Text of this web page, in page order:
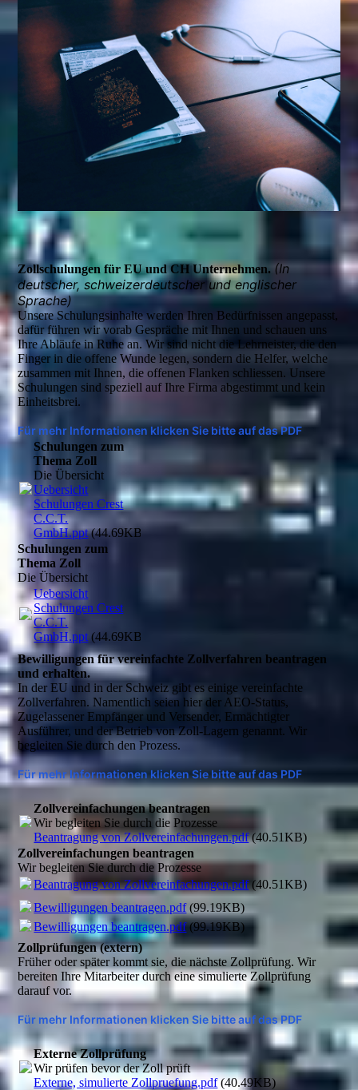
Zollschulungen für EU und CH Unter­nehmen. (In
deutscher, schweizer­deutscher und englischer
Sprache)
Unsere Schulungsinhalte werden Ihren Bedürfnissen angepasst,
dafür führen wir vorab Gespräche mit Ihnen und schauen uns
Ihre Abläufe in Ruhe an. Wir sind nicht die Lehrneister, die den
Finger in die offene Wunde legen, sondern die Helfer, welche
zusammen mit Ihnen, die offenen Flanken schliessen. Unsere
Schulungen sind speziell auf Ihre Firma abgestimmt und kein
Einheitsbrei.
Für mehr Informationen klicken Sie bitte auf das PDF
Schulungen zum
Thema Zoll
Die Übersicht
Uebersicht
Schulungen Crest
C.C.T.
GmbH.ppt(44.69KB)
Schulungen zum
Thema Zoll
Die Übersicht
Uebersicht
Schulungen Crest
C.C.T.
GmbH.ppt (44.69KB)
Bewilligungen für vereinfachte Zollverfahren beantragen
und erhalten.
In der EU und in der Schweiz gibt es einige vereinfachte
Zollverfahren. Namentlich seien hier der AEO-Status,
Zugelassener Empfänger und Versender, Ermächtigter
Ausführer, und der Betrieb von Zoll-Lagern genannt. Wir
begleiten Sie durch den Prozess.
Für mehr Informationen klicken Sie bitte auf das PDF
Zollvereinfachungen beantragen
Wir begleiten Sie durch die Prozesse
Beantragung von Zollvereinfachungen.pdf(40.51KB)
Zollvereinfachungen beantragen
Wir begleiten Sie durch die Prozesse
Beantragung von Zollvereinfachungen.pdf(40.51KB)
Bewilligungen beantragen.pdf(99.19KB)
Bewilligungen beantragen.pdf(99.19KB)
Zollprüfungen (extern)
Früher oder später kommt sie, die nächste Zollprüfung. Wir
bereiten Ihre Mitarbeiter durch eine simulierte Zollprüfung
darauf vor.
Für mehr Informationen klicken Sie bitte auf das PDF
Externe Zollprüfung
Wir prüfen bevor der Zoll prüft
Externe, simulierte Zollpruefung.pdf(40.49KB)